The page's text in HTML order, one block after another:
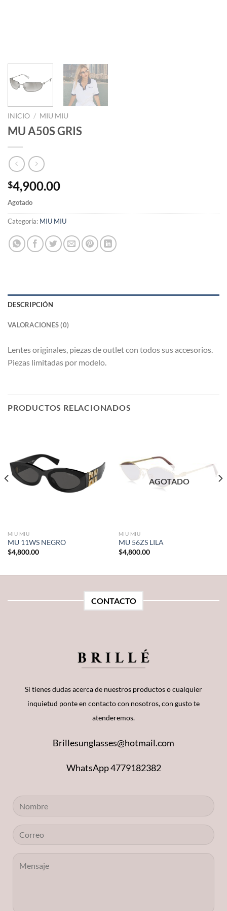
INICIO / MIU MIU
MU A50S GRIS
$4,900.00
Agotado
Categoría: MIU MIU
DESCRIPCIÓN
VALORACIONES (0)
Lentes originales, piezas de outlet con todos sus accesorios.
Piezas limitadas por modelo.
PRODUCTOS RELACIONADOS
MIU MIU
MU 11WS NEGRO
$4,800.00
AGOTADO
MIU MIU
MU 56ZS LILA
$4,800.00
CONTACTO
Si tienes dudas acerca de nuestros productos o cualquier
inquietud ponte en contacto con nosotros, con gusto te
atenderemos.
Brillesunglasses@hotmail.com
WhatsApp 4779182382